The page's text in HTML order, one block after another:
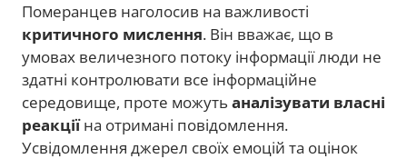
Померанцев наголосив на важливості
критичного мислення. Він вважає, що в
умовах величезного потоку інформації люди не
здатні контролювати все інформаційне
середовище, проте можуть аналізувати власні
реакціїна отримані повідомлення.
Усвідомлення джерел своїх емоцій та оцінок